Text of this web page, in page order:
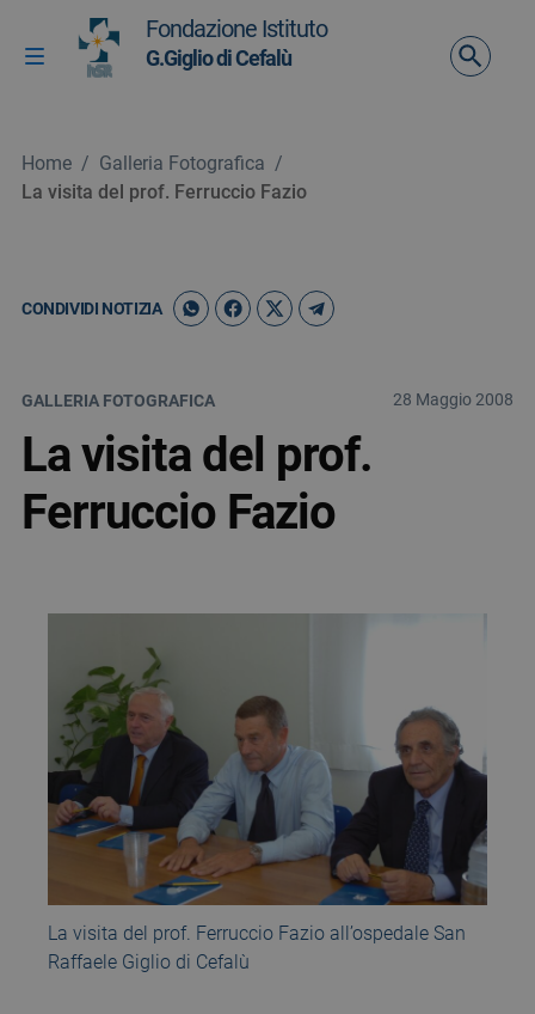
Vai ai contenuti
Vai al menu di navigazione
Vai al footer
Attiva / disattiva la navigazione
Fondazione Istituto
G.Giglio di Cefalù
Home / Galleria Fotografica /
La visita del prof. Ferruccio Fazio
CONDIVIDI NOTIZIA
GALLERIA FOTOGRAFICA 28 Maggio 2008
La visita del prof.
Ferruccio Fazio
La visita del prof. Ferruccio Fazio all’ospedale San
Raffaele Giglio di Cefalù